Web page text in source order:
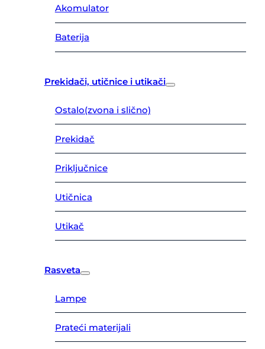
Akomulator
Baterija
Prekidači, utičnice i utikači
Ostalo(zvona i slično)
Prekidač
Priključnice
Utičnica
Utikač
Rasveta
Lampe
Prateći materijali